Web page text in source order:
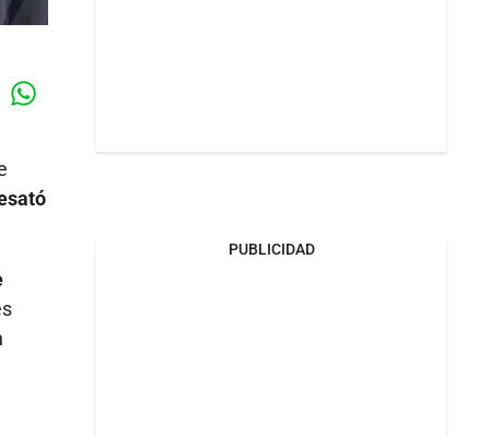
PUBLICIDAD